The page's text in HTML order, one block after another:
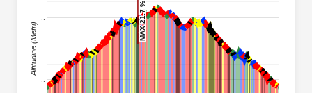
..
MAX 21.7 %
MAX 21.7 %
MAX 21.7 %
MAX 21.7 %
Altitudine (Metri)